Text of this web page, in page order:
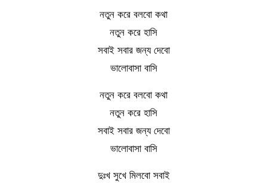
নতুন করে বলবো কথা
নতুন করে হাসি
সবাই সবার জন্য দেবো
ভালোবাসা বাসি
নতুন করে বলবো কথা
নতুন করে হাসি
সবাই সবার জন্য দেবো
ভালোবাসা বাসি
দুঃখ সুখে মিলবো সবাই